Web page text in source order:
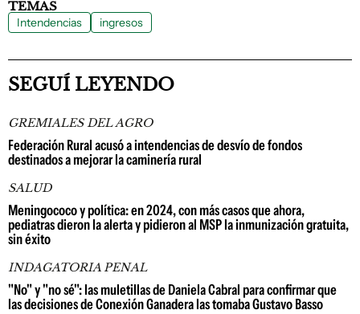
TEMAS
Intendencias ingresos
SEGUÍ LEYENDO
GREMIALES DEL AGRO
Federación Rural acusó a intendencias de desvío de fondos
destinados a mejorar la caminería rural
SALUD
Meningococo y política: en 2024, con más casos que ahora,
pediatras dieron la alerta y pidieron al MSP la inmunización gratuita,
sin éxito
INDAGATORIA PENAL
"No" y "no sé": las muletillas de Daniela Cabral para confirmar que
las decisiones de Conexión Ganadera las tomaba Gustavo Basso